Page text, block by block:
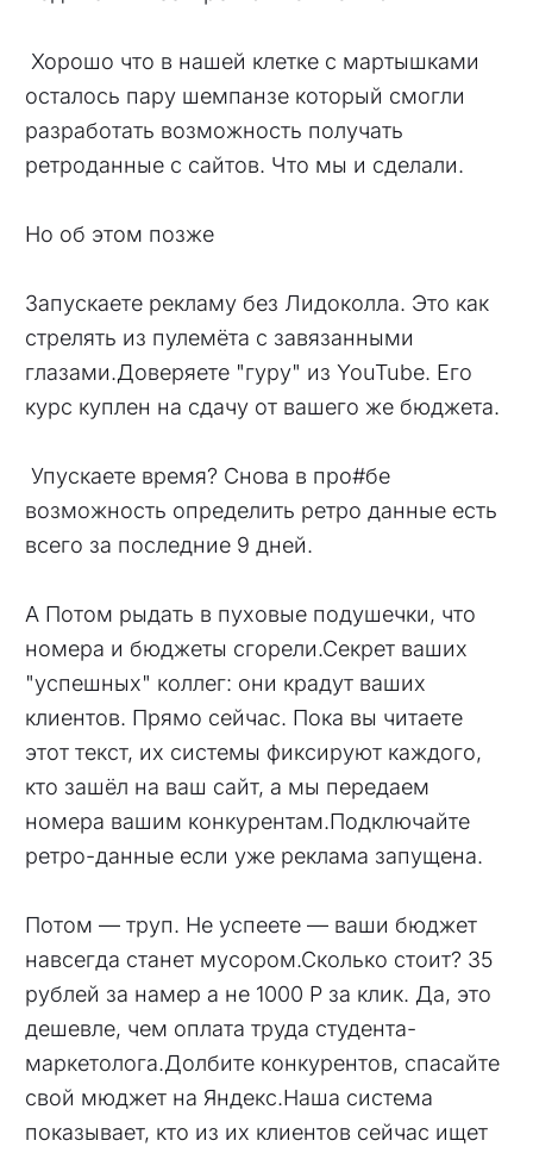
Хорошо что в нашей клетке с мартышками
осталось пару шемпанзе который смогли
разработать возможность получать
ретроданные с сайтов. Что мы и сделали.
Но об этом позже
Запускаете рекламу без Лидоколла. Это как
стрелять из пулемёта с завязанными
глазами.Доверяете "гуру" из YouTube. Его
курс куплен на сдачу от вашего же бюджета.
Упускаете время? Снова в про#бе
возможность определить ретро данные есть
всего за последние 9 дней.
А Потом рыдать в пуховые подушечки, что
номера и бюджеты сгорели.Секрет ваших
"успешных" коллег: они крадут ваших
клиентов. Прямо сейчас. Пока вы читаете
этот текст, их системы фиксируют каждого,
кто зашёл на ваш сайт, а мы передаем
номера вашим конкурентам.Подключайте
ретро-данные если уже реклама запущена.
Потом — труп. Не успеете — ваши бюджет
навсегда станет мусором.Сколько стоит? 35
рублей за намер а не 1000 Р за клик. Да, это
дешевле, чем оплата труда студента-
маркетолога.Долбите конкурентов, спасайте
свой мюджет на Яндекс.Наша система
показывает, кто из их клиентов сейчас ищет